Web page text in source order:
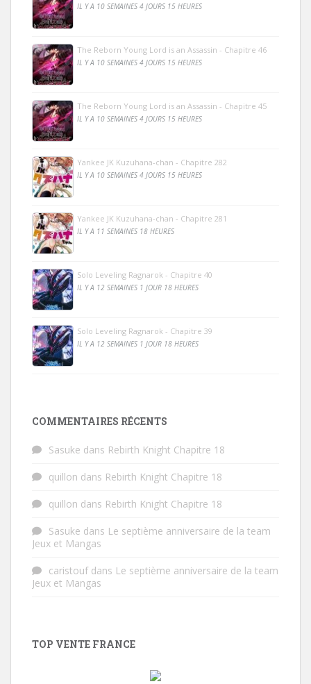
IL Y A 10 SEMAINES 4 JOURS 15 HEURES
The Reborn Young Lord is an Assassin - Chapitre 46
IL Y A 10 SEMAINES 4 JOURS 15 HEURES
The Reborn Young Lord is an Assassin - Chapitre 45
IL Y A 10 SEMAINES 4 JOURS 15 HEURES
Yankee JK Kuzuhana-chan - Chapitre 282
IL Y A 10 SEMAINES 4 JOURS 15 HEURES
Yankee JK Kuzuhana-chan - Chapitre 281
IL Y A 11 SEMAINES 18 HEURES
Solo Leveling Ragnarok - Chapitre 40
IL Y A 12 SEMAINES 1 JOUR 18 HEURES
Solo Leveling Ragnarok - Chapitre 39
IL Y A 12 SEMAINES 1 JOUR 18 HEURES
COMMENTAIRES RÉCENTS
Sasuke dans Rebirth Knight Chapitre 18
quillon dans Rebirth Knight Chapitre 18
quillon dans Rebirth Knight Chapitre 18
Sasuke dans Le septième anniversaire de la team
Jeux et Mangas
caristoufdans Le septième anniversaire de la team
Jeux et Mangas
TOP VENTE FRANCE